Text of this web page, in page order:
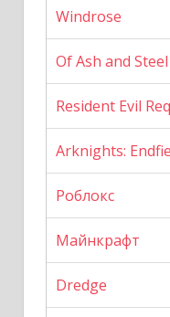
Windrose
Of Ash and Steel
Resident Evil
Arknights:
Роблокс
Майнкрафт
Dredge